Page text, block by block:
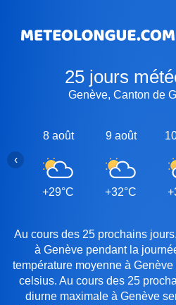
25 jours
Genève, Canton de
8 août
+29°C
9 août
+32°C
‹
Au cours des 25 prochains
à Genève pendant la
température moyenne à
celsius. Au cours des 25
diurne maximale à Genève